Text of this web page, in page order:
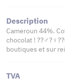
Description
Cameroun 44%.
chocolat !
boutiques et sur
TVA